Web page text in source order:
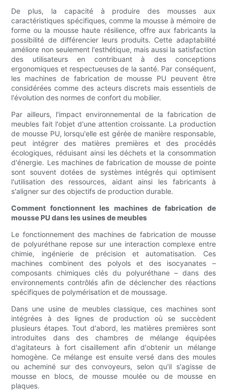
De plus, la capacité à produire des mousses aux
caractéristiques spécifiques, comme la mousse à mémoire de
forme ou la mousse haute résilience, offre aux fabricants la
possibilité de différencier leurs produits. Cette adaptabilité
améliore non seulement l'esthétique, mais aussi la satisfaction
des utilisateurs en contribuant à des conceptions
ergonomiques et respectueuses de la santé. Par conséquent,
les machines de fabrication de mousse PU peuvent être
considérées comme des acteurs discrets mais essentiels de
l'évolution des normes de confort du mobilier.
Par ailleurs, l'impact environnemental de la fabrication de
meubles fait l'objet d'une attention croissante. La production
de mousse PU, lorsqu'elle est gérée de manière responsable,
peut intégrer des matières premières et des procédés
écologiques, réduisant ainsi les déchets et la consommation
d'énergie. Les machines de fabrication de mousse de pointe
sont souvent dotées de systèmes intégrés qui optimisent
l'utilisation des ressources, aidant ainsi les fabricants à
s'aligner sur des objectifs de production durable.
Comment fonctionnent les machines de fabrication de
mousse PU dans les usines de meubles
Le fonctionnement des machines de fabrication de mousse
de polyuréthane repose sur une interaction complexe entre
chimie, ingénierie de précision et automatisation. Ces
machines combinent des polyols et des isocyanates –
composants chimiques clés du polyuréthane – dans des
environnements contrôlés afin de déclencher des réactions
spécifiques de polymérisation et de moussage.
Dans une usine de meubles classique, ces machines sont
intégrées à des lignes de production où se succèdent
plusieurs étapes. Tout d'abord, les matières premières sont
introduites dans des chambres de mélange équipées
d'agitateurs à fort cisaillement afin d'obtenir un mélange
homogène. Ce mélange est ensuite versé dans des moules
ou acheminé sur des convoyeurs, selon qu'il s'agisse de
mousse en blocs, de mousse moulée ou de mousse en
plaques.